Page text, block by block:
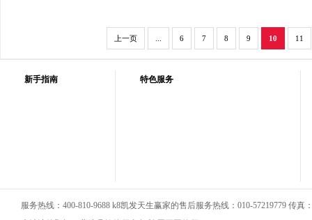
上一页 6 7 8 9 10 11
新手指南 特色服务
服务热线：400-810-9688 k8凯发天生赢家的售后服务热线：010-57219779 传真